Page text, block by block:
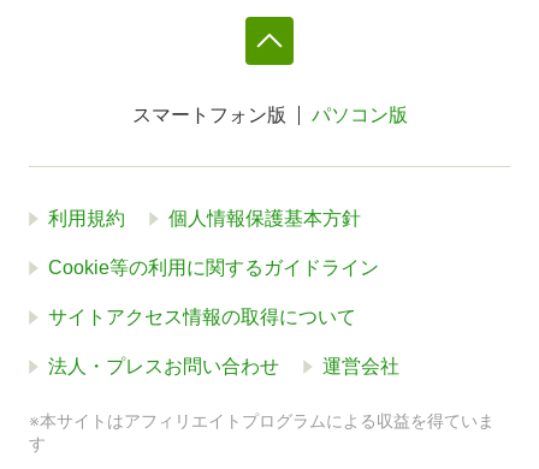
スマートフォン版 パソコン版
利用規約 個人情報保護基本方針
Cookie等の利用に関するガイドライン
サイトアクセス情報の取得について
法人・プレスお問い合わせ 運営会社
※本サイトはアフィリエイトプログラムによる収益を得ていま
す